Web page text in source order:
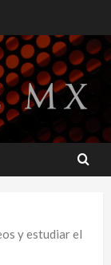
y estudiar el